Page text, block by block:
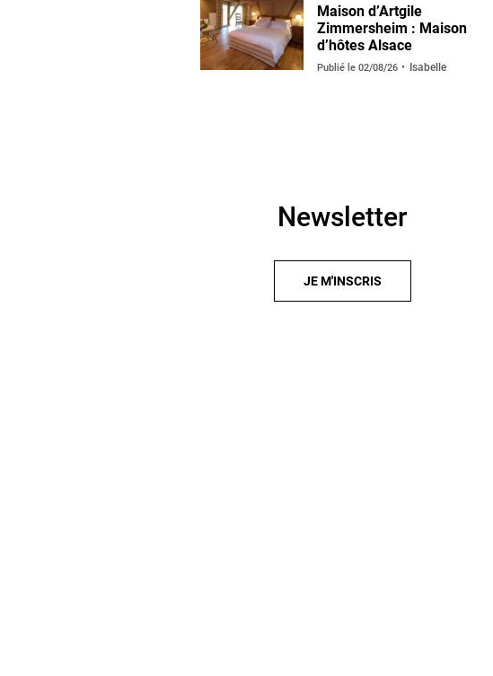
Maison d’Artgile
Zimmersheim : Maison
d’hôtes Alsace
Publié le 02/08/26 Isabelle
Newsletter
JE M'INSCRIS